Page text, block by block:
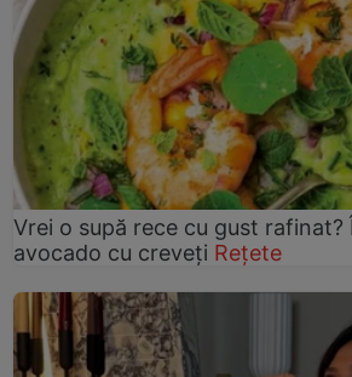
Vrei o supă rece cu gust
avocado cu creveți Rețete